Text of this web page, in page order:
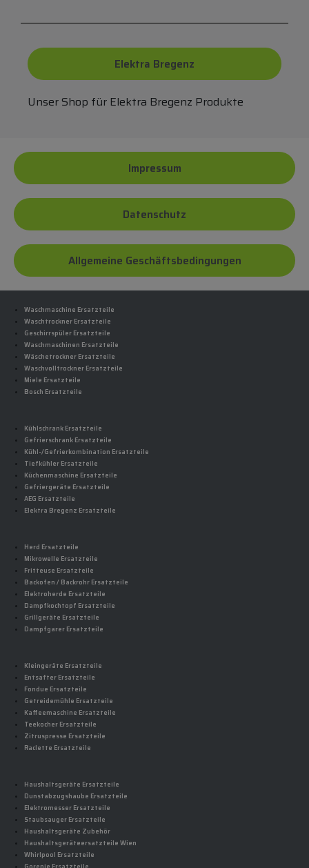
Elektra Bregenz
Unser Shop für Elektra Bregenz Produkte
Impressum
Datenschutz
Allgemeine Geschäftsbedingungen
Waschmaschine Ersatzteile
Waschtrockner Ersatzteile
Geschirrspüler Ersatzteile
Waschmaschinen Ersatzteile
Wäschetrockner Ersatzteile
Waschvolltrockner Ersatzteile
Miele Ersatzteile
Bosch Ersatzteile
Kühlschrank Ersatzteile
Gefrierschrank Ersatzteile
Kühl-/Gefrierkombination Ersatzteile
Tiefkühler Ersatzteile
Küchenmaschine Ersatzteile
Gefriergeräte Ersatzteile
AEG Ersatzteile
Elektra Bregenz Ersatzteile
Herd Ersatzteile
Mikrowelle Ersatzteile
Fritteuse Ersatzteile
Backofen / Backrohr Ersatzteile
Elektroherde Ersatzteile
Dampfkochtopf Ersatzteile
Grillgeräte Ersatzteile
Dampfgarer Ersatzteile
Kleingeräte Ersatzteile
Entsafter Ersatzteile
Fondue Ersatzteile
Getreidemühle Ersatzteile
Kaffeemaschine Ersatzteile
Teekocher Ersatzteile
Zitruspresse Ersatzteile
Raclette Ersatzteile
Haushaltsgeräte Ersatzteile
Dunstabzugshaube Ersatzteile
Elektromesser Ersatzteile
Staubsauger Ersatzteile
Haushaltsgeräte Zubehör
Haushaltsgeräteersatzteile Wien
Whirlpool Ersatzteile